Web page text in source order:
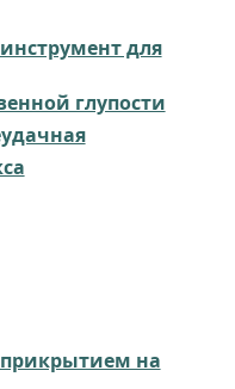
для
глупости
на